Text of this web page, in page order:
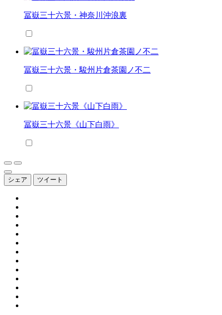
冨嶽三十六景・神奈川沖浪裏
冨嶽三十六景・駿州片倉茶園ノ不二
冨嶽三十六景《山下白雨》
シェア ツイート